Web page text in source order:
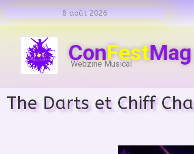
8 août 2026
ConFestMag
Webzine Musical
The Darts et Chiff